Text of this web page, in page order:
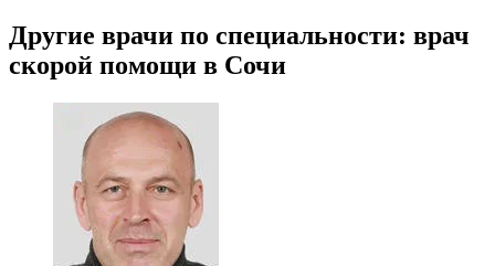
Другие врачи по специальности: врач
скорой помощи в Сочи